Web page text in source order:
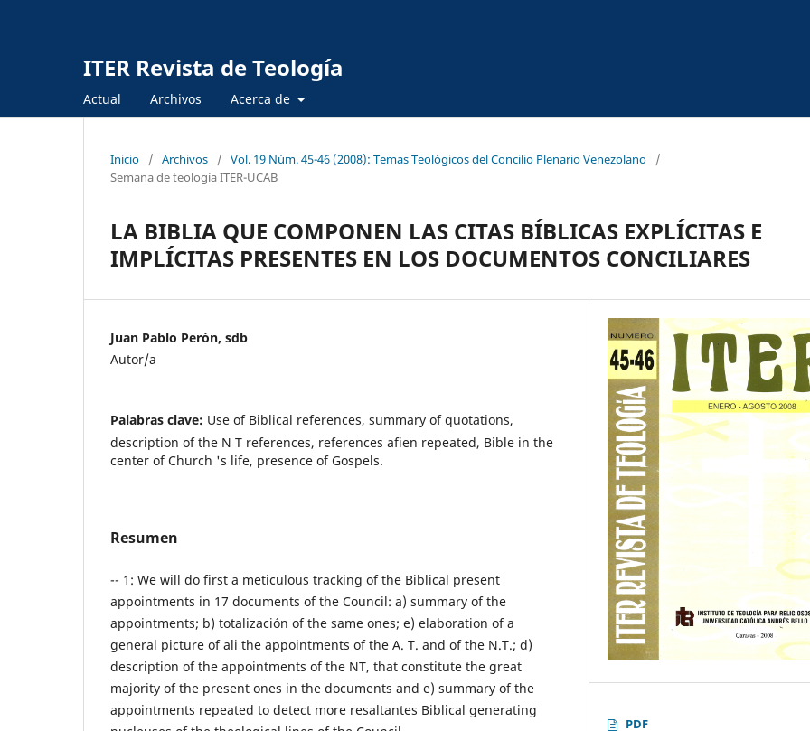
ITER Revista de Teología
Actual Archivos Acerca de
Inicio / Archivos / Vol. 19 Núm. 45-46 (2008): Temas Teológicos del Concilio Plenario Venezolano
/
Semana de teología ITER-UCAB
LA BIBLIA QUE COMPONEN LAS CITAS BÍBLICAS EXPLÍCITAS E
IMPLÍCITAS PRESENTES EN LOS DOCUMENTOS CONCILIARES
Juan Pablo Perón, sdb
Autor/a
Palabras clave: Use of Biblical references, summary of quotations,
description of the N T references, references afien repeated, Bible in the
center of Church 's life, presence of Gospels.
Resumen
-- 1: We will do first a meticulous tracking of the Biblical present
appointments in 17 documents of the Council: a) summary of the
appointments; b) totalización of the same ones; e) elaboration of a
general picture of ali the appointments of the A. T. and of the N.T.; d)
description of the appointments of the NT, that constitute the great
majority of the present ones in the documents and e) summary of the
appointments repeated to detect more resaltantes Biblical generating
PDF